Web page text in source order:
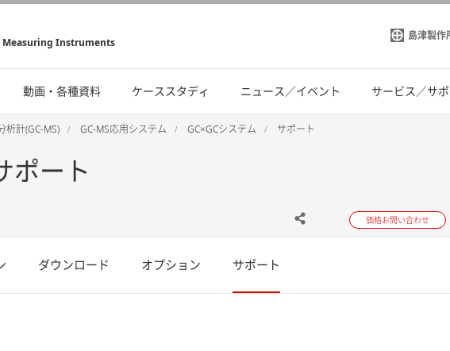
Instruments
島津製作
動画・各種資料 ケーススタディ ニュース／イベント サービス／サ
析計(GC-MS) GC-MS応用システム GC×GCシステム サポート
ポート
価格お問い合わせ
ダウンロード オプション サポート